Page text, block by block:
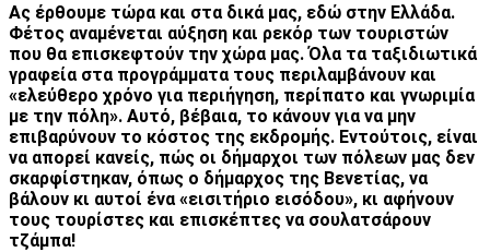
Ας έρθουμε τώρα και στα δικά μας, εδώ στην Ελλάδα.
Φέτος αναμένεται αύξηση και ρεκόρ των τουριστών
που θα επισκεφτούν την χώρα μας. Όλα τα ταξιδιωτικά
γραφεία στα προγράμματα τους περιλαμβάνουν και
«ελεύθερο χρόνο για περιήγηση, περίπατο και γνωριμία
με την πόλη». Αυτό, βέβαια, το κάνουν για να μην
επιβαρύνουν το κόστος της εκδρομής. Εντούτοις, είναι
να απορεί κανείς, πώς οι δήμαρχοι των πόλεων μας δεν
σκαρφίστηκαν, όπως ο δήμαρχος της Βενετίας, να
βάλουν κι αυτοί ένα «εισιτήριο εισόδου», κι αφήνουν
τους τουρίστες και επισκέπτες να σουλατσάρουν
τζάμπα!